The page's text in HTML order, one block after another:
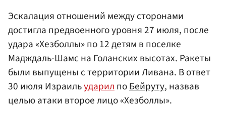
Эскалация отношений между сторонами
достигла предвоенного уровня 27 июля, после
удара «Хезболлы» по 12 детям в поселке
Мадждаль-Шамс на Голанских высотах. Ракеты
были выпущены с территории Ливана. В ответ
30 июля ИзраильударилпоБейруту, назвав
целью атаки второе лицо «Хезболлы».